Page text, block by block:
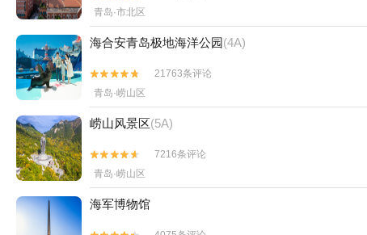
青岛·市北区
海合安青岛极地海洋公园(4A)


21763条评论
青岛·崂山区
崂山风景区(5A)


7216条评论
青岛·崂山区
海军博物馆